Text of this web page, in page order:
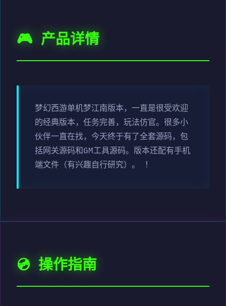
🎮 产品详情
梦幻西游单机梦江南版本，一直是很受欢迎
的经典版本，任务完善，玩法仿官。很多小
伙伴一直在找，今天终于有了全套源码，包
括网关源码和GM工具源码。版本还配有手机
端文件（有兴趣自行研究）。 ！
💿 操作指南